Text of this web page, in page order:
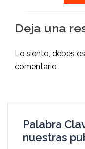
Deja una
Lo siento, debes
comentario.
Palabra
nuestras